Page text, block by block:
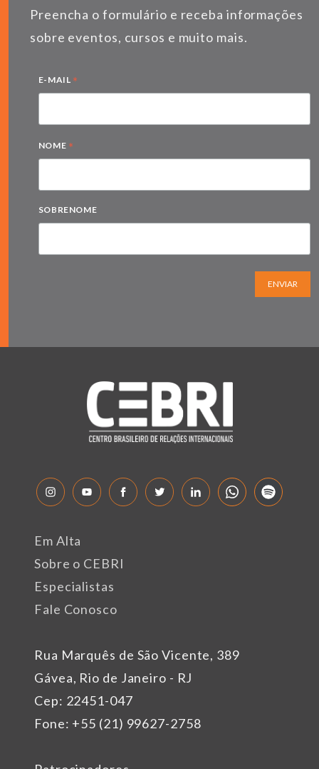
Preencha o formulário e receba informações
sobre eventos, cursos e muito mais.
E-MAIL *
NOME *
SOBRENOME
ENVIAR
Rua Marquês de São Vicente, 389
Gávea, Rio de Janeiro - RJ
Cep: 22451-047
Fone: +55 (21) 99627-2758
Em Alta
Sobre o CEBRI
Especialistas
Fale Conosco